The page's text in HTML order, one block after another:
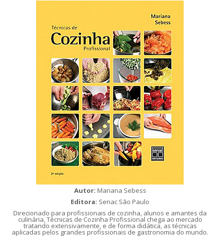
Autor: Mariana Sebess
Editora: Senac São Paulo
Direcionado para profissionais de cozinha, alunos e amantes da
culinária, Técnicas de Cozinha Profissional chega ao mercado
tratando extensivamente, e de forma didática, as técnicas
aplicadas pelos grandes profissionais de gastronomia do mundo.